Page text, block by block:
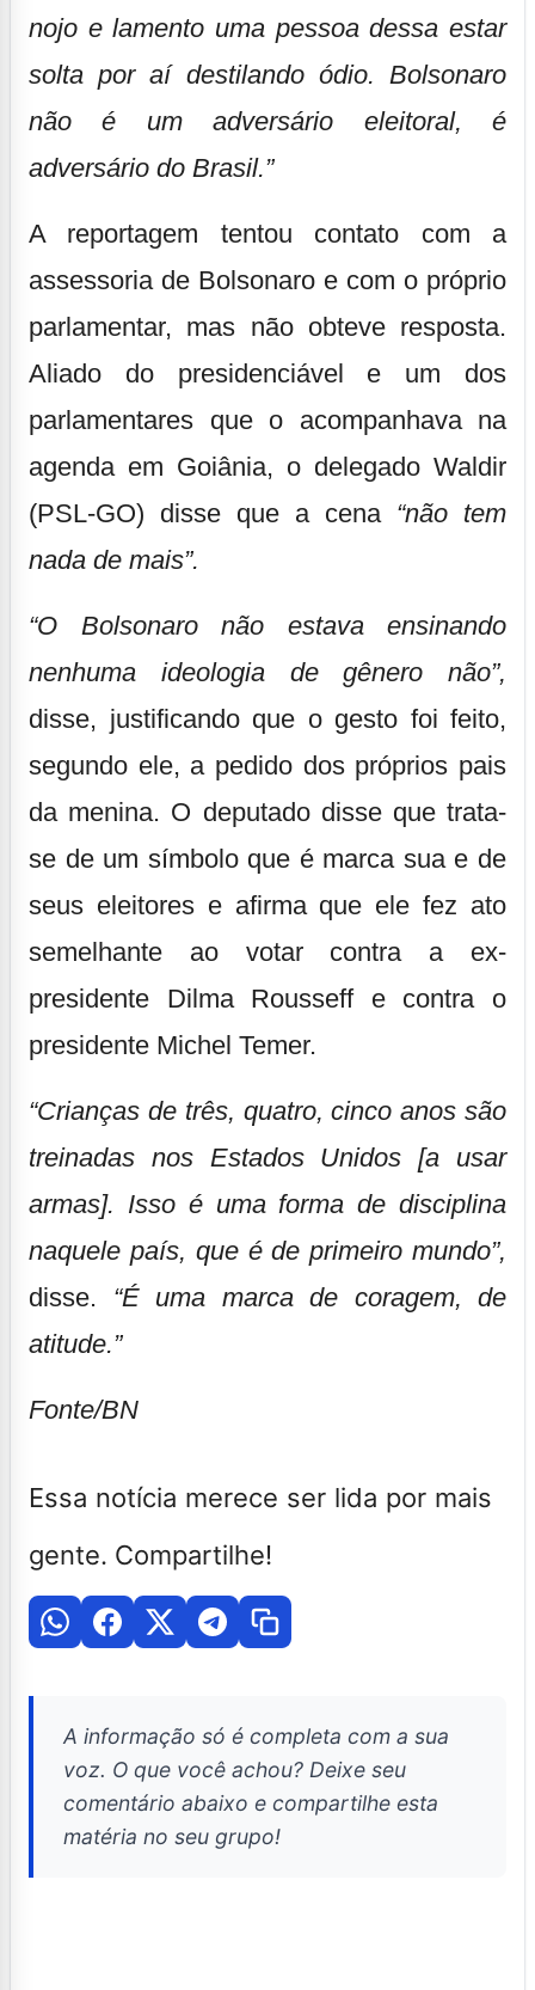
nojo e lamento uma pessoa dessa estar
solta por aí destilando ódio. Bolsonaro
não é um adversário eleitoral, é
adversário do Brasil.”
A reportagem tentou contato com a
assessoria de Bolsonaro e com o próprio
parlamentar, mas não obteve resposta.
Aliado do presidenciável e um dos
parlamentares que o acompanhava na
agenda em Goiânia, o delegado Waldir
(PSL-GO) disse que a cena “não tem
nada de mais”.
“O Bolsonaro não estava ensinando
nenhuma ideologia de gênero não”,
disse, justificando que o gesto foi feito,
segundo ele, a pedido dos próprios pais
da menina. O deputado disse que trata-
se de um símbolo que é marca sua e de
seus eleitores e afirma que ele fez ato
semelhante ao votar contra a ex-
presidente Dilma Rousseff e contra o
presidente Michel Temer.
“Crianças de três, quatro, cinco anos são
treinadas nos Estados Unidos [a usar
armas]. Isso é uma forma de disciplina
naquele país, que é de primeiro mundo”,
disse. “É uma marca de coragem, de
atitude.”
Fonte/BN
Essa notícia merece ser lida por mais
gente. Compartilhe!
A informação só é completa com a sua
voz. O que você achou? Deixe seu
comentário abaixo e compartilhe esta
matéria no seu grupo!